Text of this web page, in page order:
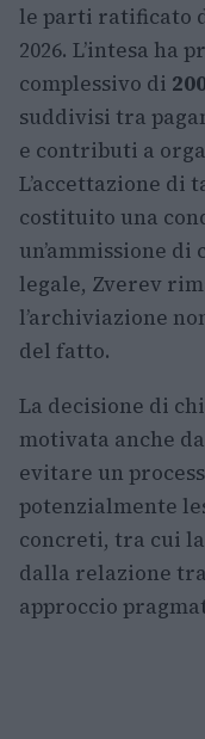
le parti ratificato
2026. L’intesa ha
complessivo di
suddivisi tra
e contributi a
L’accettazione di
costituito una
un’ammissione
legale, Zverev
l’archiviazione
del fatto.
La decisione di
motivata anche
evitare un
potenzialmente
concreti, tra cui
dalla relazione
approccio